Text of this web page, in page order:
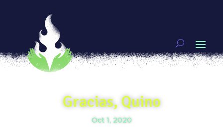
Gracias, Quino
Oct 1, 2020